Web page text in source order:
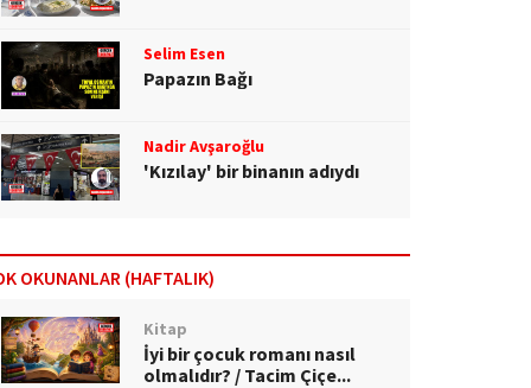
Selim Esen
Papazın Bağı
Nadir Avşaroğlu
'Kızılay' bir binanın adıydı
OKUNANLAR (HAFTALIK)
Kitap
İyi bir çocuk romanı nasıl
olmalıdır? / Tacim Çiçe...